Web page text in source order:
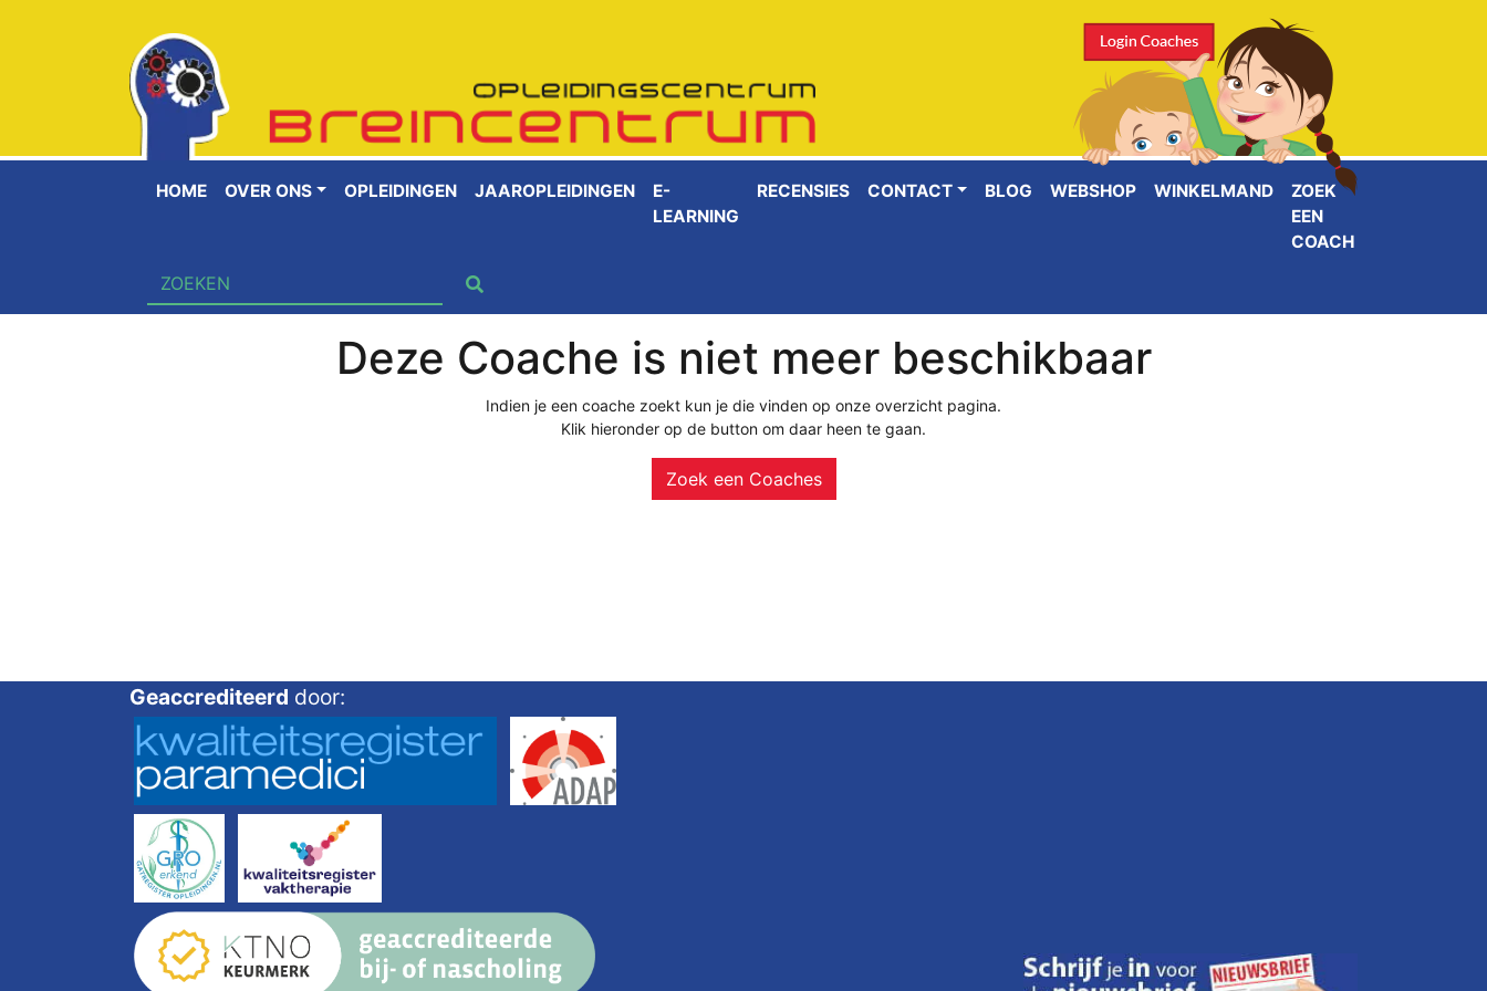
HOME OVER ONS OPLEIDINGEN JAAROPLEIDINGEN
E-
LEARNING
RECENSIES CONTACT BLOG WEBSHOP WINKELMAND
ZOEK
EEN
COACH
Deze Coache is niet meer beschikbaar
Indien je een coache zoekt kun je die vinden op onze overzicht pagina.
Klik hieronder op de button om daar heen te gaan.
Zoek een Coaches
Geaccrediteerd door: